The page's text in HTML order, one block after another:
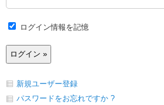
ログイン情報を記憶
新規ユーザー登録
パスワードをお忘れですか ?